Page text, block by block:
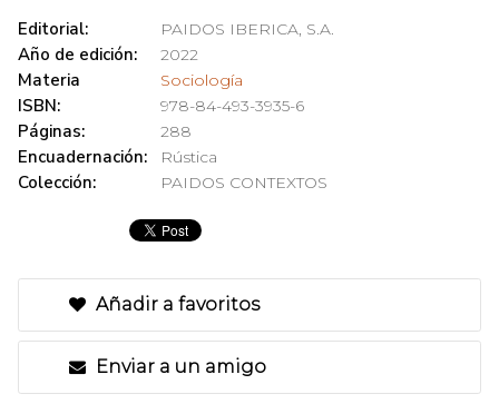
Editorial: PAIDOS IBERICA, S.A.
Año de edición: 2022
Materia Sociología
ISBN: 978-84-493-3935-6
Páginas: 288
Encuadernación: Rústica
Colección: PAIDOS CONTEXTOS
Añadir a favoritos
Enviar a un amigo